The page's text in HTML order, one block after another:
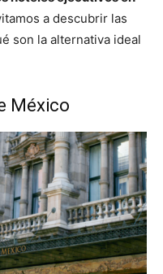
a descubrir las
son la alternativa ideal
México